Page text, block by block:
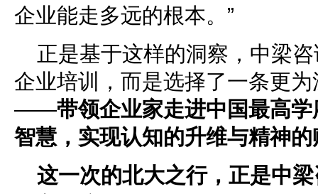
企业能走多远的根本。”
正是基于这样的洞察，中梁
企业培训，而是选择了一条更
——带领企业家走进中国最高
智慧，实现认知的升维与精神的
这一次的北大之行，正是中